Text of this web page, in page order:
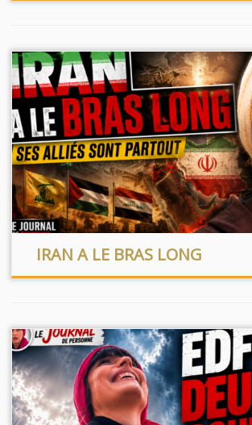
IRAN A LE BRAS LONG